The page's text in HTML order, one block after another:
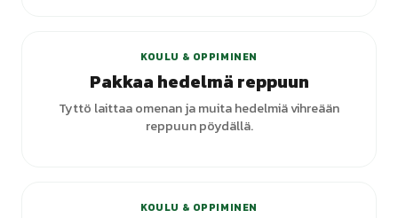
KOULU & OPPIMINEN
Pakkaa hedelmä reppuun
Tyttö laittaa omenan ja muita hedelmiä vihreään
reppuun pöydällä.
KOULU & OPPIMINEN